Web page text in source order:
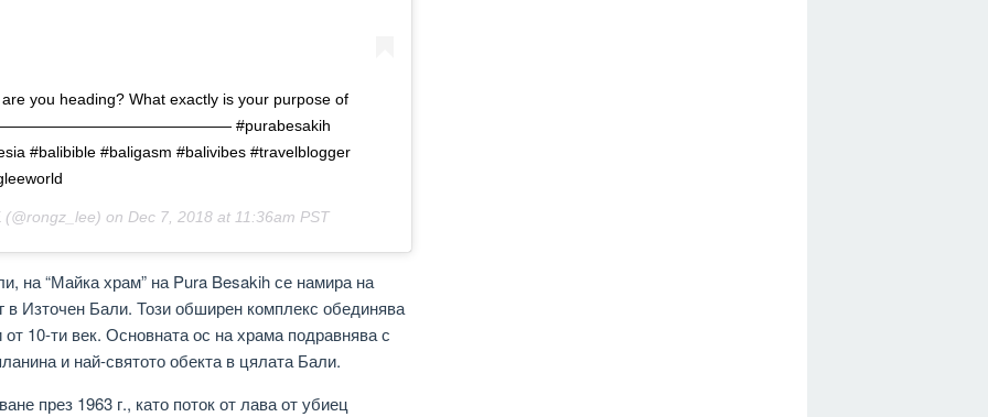
you heading? What exactly is your purpose of
#purabesakih
#balibible #baligasm #balivibes #travelblogger
(@rongz_lee) on Dec 7, 2018 at 11:36am PST
на “Майка храм” на Pura Besakih се намира на
в Източен Бали. Този обширен комплекс обединява
10-ти век. Основната ос на храма подравнява с
и най-святото обекта в цялата Бали.
през 1963 г., като поток от лава от убиец